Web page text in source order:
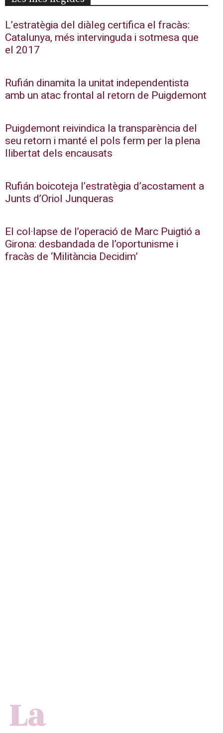
L’estratègia del diàleg certifica el fracàs:
Catalunya, més intervinguda i sotmesa que
el 2017
Rufián dinamita la unitat independentista
amb un atac frontal al retorn de Puigdemont
Puigdemont reivindica la transparència del
seu retorn i manté el pols ferm per la plena
llibertat dels encausats
Rufián boicoteja l’estratègia d’acostament a
Junts d’Oriol Junqueras
El col·lapse de l’operació de Marc Puigtió a
Girona: desbandada de l’oportunisme i
fracàs de ‘Militància Decidim’